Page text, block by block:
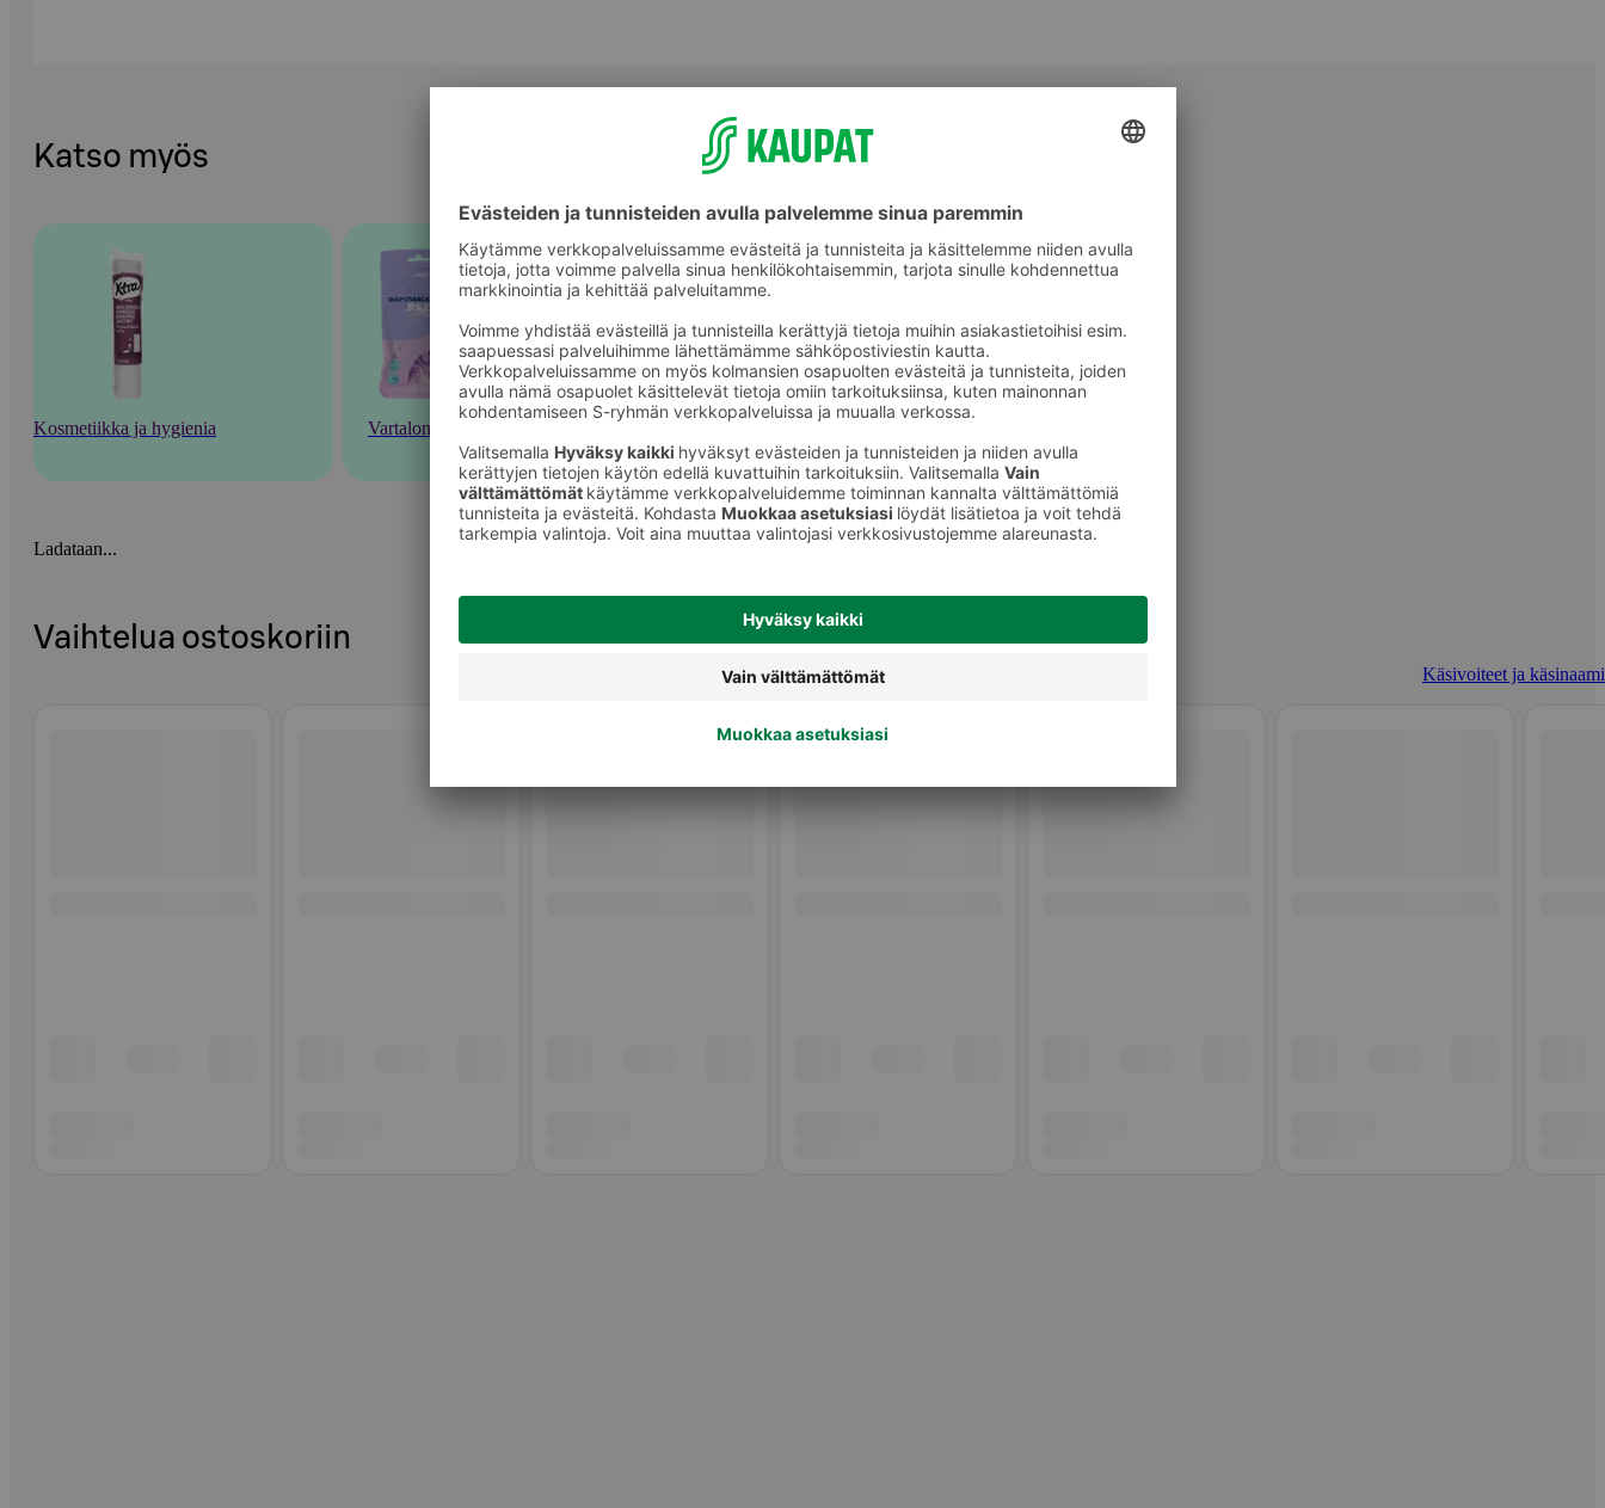
Katso myös
Kosmetiikka ja hygienia Vartalonhoito Käsivoiteet ja käsinaamiot
Ladataan...
Vaihtelua ostoskoriin
Käsivoiteet ja